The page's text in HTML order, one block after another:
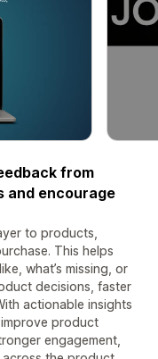
from
and encourage
to products,
This helps
what’s missing, or
decisions, faster
actionable insights
product
engagement,